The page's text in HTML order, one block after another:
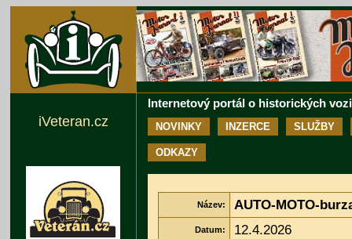
Internetový portál o historických
NOVINKY INZERCE SLUŽBY
ODKAZY
Název: AUTO-MOTO-
Datum: 12.4.2026
iVeteran.cz